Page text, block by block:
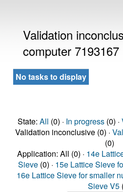
Validation
computer 7193167
No tasks to display
State: All (0) · In progress(0) ·
Validation inconclusive (0) ·
(0)
Application: All (0) · 14e
Sieve (0) · 15e Lattice Sieve
16e Lattice Sieve for smaller
Sieve V5